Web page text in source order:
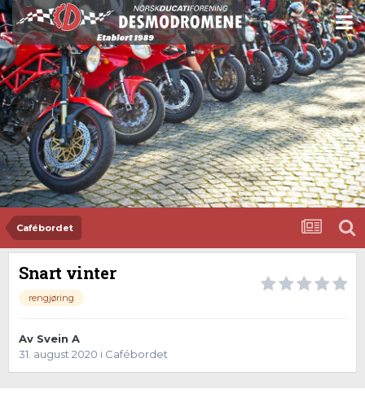
Cafébordet
Snart vinter
rengjøring
Av Svein A
31. august 2020 i Cafébordet